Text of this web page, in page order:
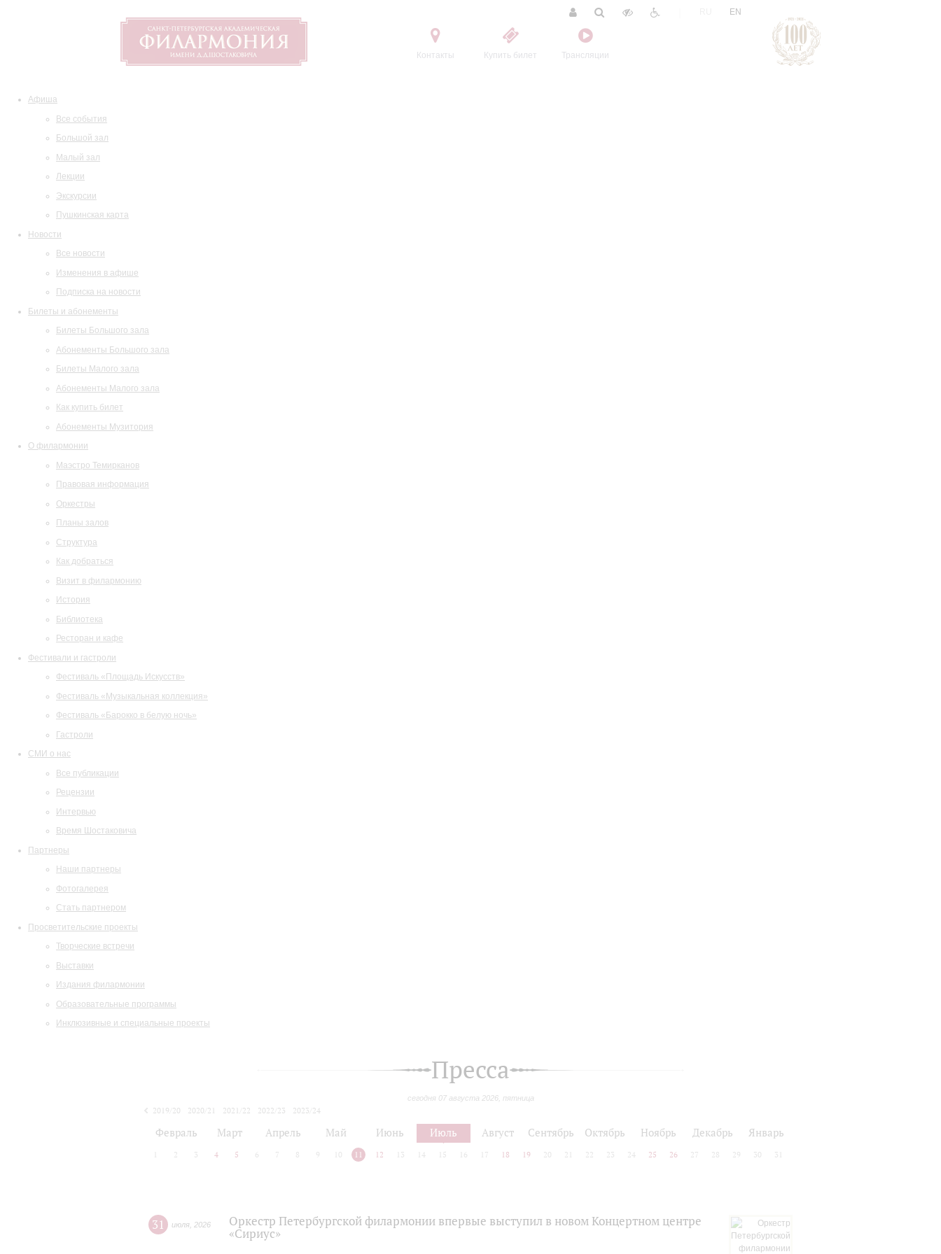
Контакты Купить билет Трансляции
EN
Афиша
Все события
Большой зал
Малый зал
Лекции
Экскурсии
Пушкинская карта
Новости
Все новости
Изменения в афише
Подписка на новости
Билеты и абонементы
Билеты Большого зала
Абонементы Большого зала
Билеты Малого зала
Абонементы Малого зала
Как купить билет
Абонементы Музитория
О филармонии
Маэстро Темирканов
Правовая информация
Оркестры
Планы залов
Структура
Как добраться
Визит в филармонию
История
Библиотека
Ресторан и кафе
Фестивали и гастроли
Фестиваль «Площадь Искусств»
Фестиваль «Музыкальная коллекция»
Фестиваль «Барокко в белую ночь»
Гастроли
СМИ о нас
Все публикации
Рецензии
Интервью
Время Шостаковича
Партнеры
Наши партнеры
Фотогалерея
Стать партнером
Просветительские проекты
Творческие встречи
Выставки
Издания филармонии
Образовательные программы
Инклюзивные и специальные проекты
Пресса
сегодня 07 августа 2026, пятница
2019/20 2020/21 2021/22 2022/23
2023/24
Февраль Март Апрель Май Июнь Июль Август Сентябрь Октябрь Ноябрь Декабрь Январь
2 3 4 5 6 7 8 9 10 11 12 13 14 15 16 17 18 19 20 21 22 23 24 25 26 27 28 29 30 31
31 июля 2026
Оркестр Петербургской филармонии впервые выступил в новом Концертном центре
«Сириус»